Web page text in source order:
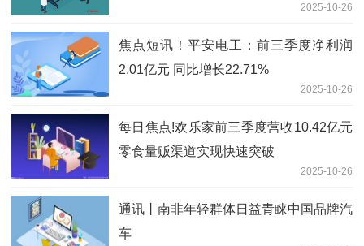
2025-10-26
焦点短讯！平安电工：前三季度净利润
2.01亿元 同比增长22.71%
2025-10-26
每日焦点!欢乐家前三季度营收10.42亿元
零食量贩渠道实现快速突破
2025-10-26
通讯丨南非年轻群体日益青睐中国品牌汽
车